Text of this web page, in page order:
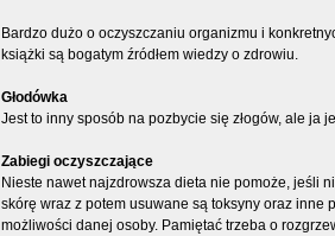
Bardzo dużo o oczyszczaniu organizmu i
książki są bogatym źródłem wiedzy o zdrowiu.
Głodówka
Jest to inny sposób na pozbycie się złogów, ale ja
Zabiegi oczyszczające
Nieste nawet najzdrowsza dieta nie pomoże, jeśli
skórę wraz z potem usuwane są toksyny oraz inne
możliwości danej osoby. Pamiętać trzeba o